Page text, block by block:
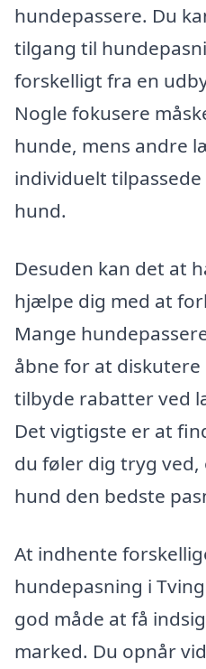
hundepassere. Du
tilgang til
forskelligt fra en
Nogle fokusere
hunde, mens andre
individuelt
hund.
Desuden kan det at
hjælpe dig med at
Mange
åbne for at
tilbyde rabatter ved
Det vigtigste er at
du føler dig tryg ved,
hund den bedste
At indhente
hundepasning i
god måde at få
marked. Du opnår